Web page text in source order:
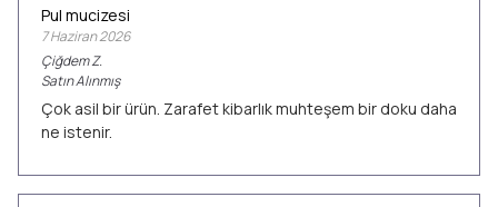
Pul mucizesi
7 Haziran 2026
ÇiğdemZ.
Satın Alınmış
Çok asil bir ürün. Zarafet kibarlık muhteşem bir doku daha
ne istenir.